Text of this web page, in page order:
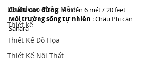
Download Phần Mềm
Thiết kế
Thiết Kế Đồ Họa
Thiết Kế Nội Thất
Chiều cao đứng: lên đến 6 mét / 20 feet
Môi trường sống tự nhiên : Châu Phi cận
Sahara